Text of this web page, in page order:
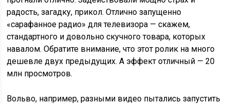
радость, загадку, прикол. Отлично запущенно
«сарафанное радио» для телевизора — скажем,
стандартного и довольно скучного товара, которых
навалом. Обратите внимание, что этот ролик на много
дешевле двух предыдущих. А эффект отличный — 20
млн просмотров.
Вольво, например, разными видео пытались запустить